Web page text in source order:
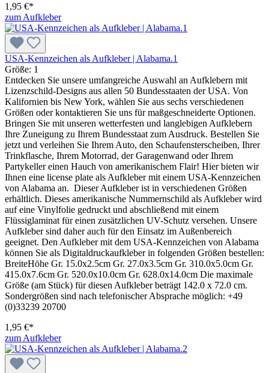
1,95 €*
zum Aufkleber
USA-Kennzeichen als Aufkleber | Alabama.1
Größe: 1
Entdecken Sie unsere umfangreiche Auswahl an Aufklebern mit
Lizenzschild-Designs aus allen 50 Bundesstaaten der USA. Von
Kalifornien bis New York, wählen Sie aus sechs verschiedenen
Größen oder kontaktieren Sie uns für maßgeschneiderte Optionen.
Bringen Sie mit unseren wetterfesten und langlebigen Aufklebern
Ihre Zuneigung zu Ihrem Bundesstaat zum Ausdruck. Bestellen Sie
jetzt und verleihen Sie Ihrem Auto, den Schaufensterscheiben, Ihrer
Trinkflasche, Ihrem Motorrad, der Garagenwand oder Ihrem
Partykeller einen Hauch von amerikanischem Flair! Hier bieten wir
Ihnen eine license plate als Aufkleber mit einem USA-Kennzeichen
von Alabama an. Dieser Aufkleber ist in verschiedenen Größen
erhältlich. Dieses amerikanische Nummernschild als Aufkleber wird
auf eine Vinylfolie gedruckt und abschließend mit einem
Flüssiglaminat für einen zusätzlichen UV-Schutz versehen. Unsere
Aufkleber sind daher auch für den Einsatz im Außenbereich
geeignet. Den Aufkleber mit dem USA-Kennzeichen von Alabama
können Sie als Digitaldruckaufkleber in folgenden Größen bestellen:
BreiteHöhe Gr. 15.0x2.5cm Gr. 27.0x3.5cm Gr. 310.0x5.0cm Gr.
415.0x7.6cm Gr. 520.0x10.0cm Gr. 628.0x14.0cm Die maximale
Größe (am Stück) für diesen Aufkleber beträgt 142.0 x 72.0 cm.
Sondergrößen sind nach telefonischer Absprache möglich: +49
(0)33239 20700
1,95 €*
zum Aufkleber